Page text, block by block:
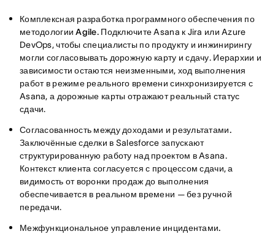
Комплексная разработка программного обеспечения по
методологии Agile. Подключите Asana к Jira или Azure
DevOps, чтобы специалисты по продукту и инжинирингу
могли согласовывать дорожную карту и сдачу. Иерархии и
зависимости остаются неизменными, ход выполнения
работ в режиме реального времени синхронизируется с
Asana, а дорожные карты отражают реальный статус
сдачи.
Согласованность между доходами и результатами.
Заключённые сделки в Salesforce запускают
структурированную работу над проектом в Asana.
Контекст клиента согласуется с процессом сдачи, а
видимость от воронки продаж до выполнения
обеспечивается в реальном времени — без ручной
передачи.
Межфункциональное управление инцидентами.